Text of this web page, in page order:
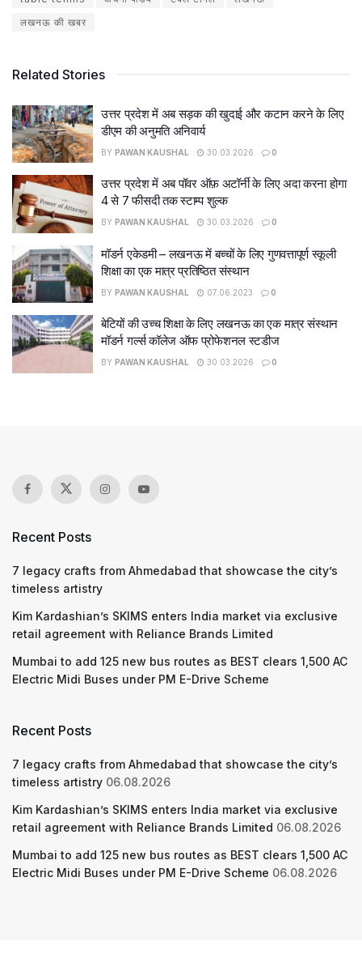
लखनऊ की खबर
Related Stories
उत्तर प्रदेश में अब सड़क की खुदाई और कटान करने के लिए
डीएम की अनुमति अनिवार्य
BY PAWAN KAUSHAL 30.03.2026 0
उत्तर प्रदेश में अब पॉवर ऑफ़ अटॉर्नी के लिए अदा करना होगा
4 से 7 फीसदी तक स्टाम्प शुल्क
BY PAWAN KAUSHAL 30.03.2026 0
मॉडर्न एकेडमी – लखनऊ में बच्चों के लिए गुणवत्तापूर्ण स्कूली
शिक्षा का एक मात्र प्रतिष्ठित संस्थान
BY PAWAN KAUSHAL 07.06.2023 0
बेटियों की उच्च शिक्षा के लिए लखनऊ का एक मात्र संस्थान
मॉडर्न गर्ल्स कॉलेज ऑफ प्रोफेशनल स्टडीज
BY PAWAN KAUSHAL 30.03.2026 0
Recent Posts
7 legacy crafts from Ahmedabad that showcase the city’s
timeless artistry
Kim Kardashian’s SKIMS enters India market via exclusive
retail agreement with Reliance Brands Limited
Mumbai to add 125 new bus routes as BEST clears 1,500 AC
Electric Midi Buses under PM E-Drive Scheme
Recent Posts
7 legacy crafts from Ahmedabad that showcase the city’s
timeless artistry 06.08.2026
Kim Kardashian’s SKIMS enters India market via exclusive
retail agreement with Reliance Brands Limited 06.08.2026
Mumbai to add 125 new bus routes as BEST clears 1,500 AC
Electric Midi Buses under PM E-Drive Scheme 06.08.2026